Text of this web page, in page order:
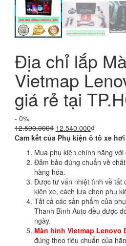
Địa chỉ lắp
Vietmap
giá rẻ tại
- 0%
12.590.000₫ Giá
gốc
12.590.000₫.
12.540.000₫Giá
hiện
là:
Cam kết của Phụ kiện ô tô xe
Mua phụ kiện chính hãng với
Đảm bảo đúng chuẩn về
hàng hóa.
Được tư vấn nhiệt tình về tất
kiện xe, cách lựa chọn phụ
Tất cả các sản phẩm của
Thanh Bình Auto đều được
ngày.
Màn hình Vietmap Lenovo
đúng theo tiêu chuẩn của